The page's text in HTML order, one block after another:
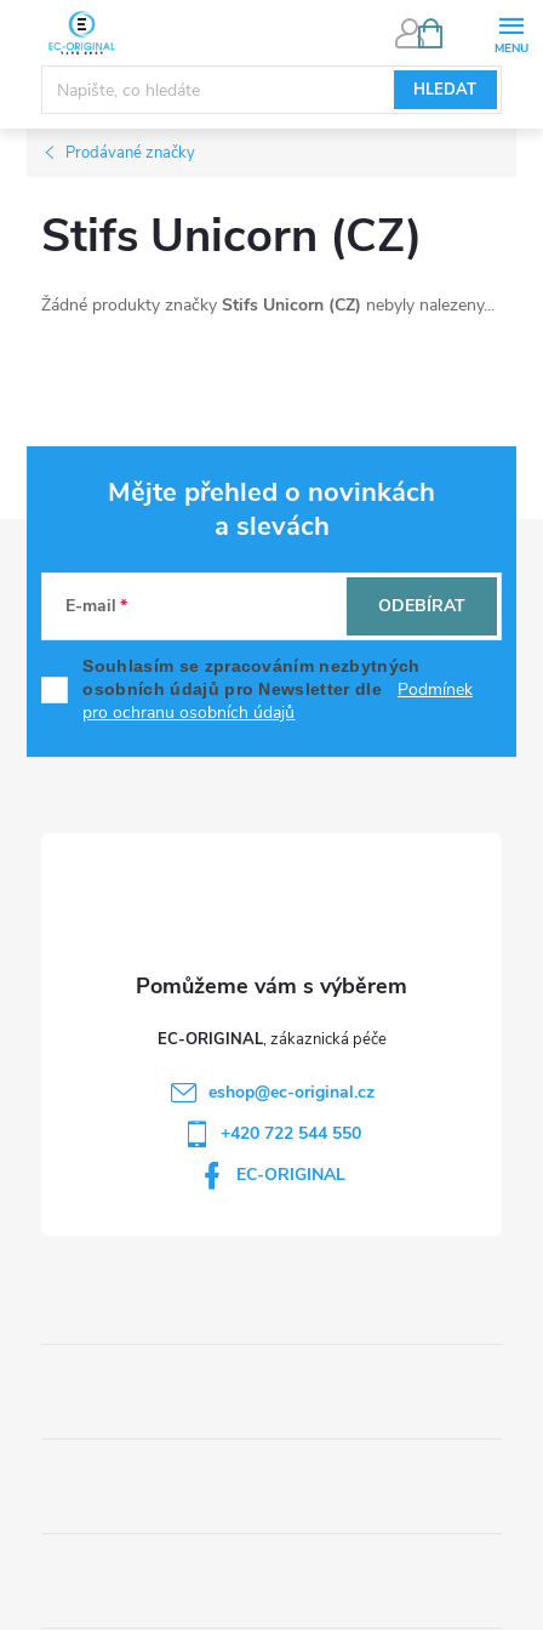
obsah
HLEDAT
NÁKUPNÍ
Prodávané značky
Stifs Unicorn (CZ)
Žádné produkty značkyStifs Unicorn (CZ) nebyly nalezeny...
Mějte přehled o novinkách
a slevách
E-mail
Souhlasím se zpracováním nezbytných
osobních údajů pro Newsletter dle
Podmínek
pro ochranu osobních údajů
ODEBÍRAT
EC-ORIGINAL
eshop@ec-original.cz
+420 722 544 550
EC-ORIGINAL